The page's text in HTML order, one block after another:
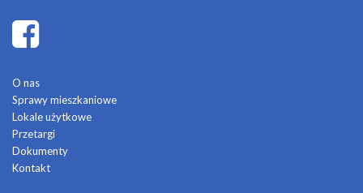
O nas
Sprawy mieszkaniowe
Lokale użytkowe
Przetargi
Dokumenty
Kontakt